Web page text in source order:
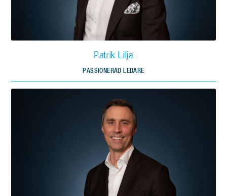
Patrik Lilja
PASSIONERAD LEDARE